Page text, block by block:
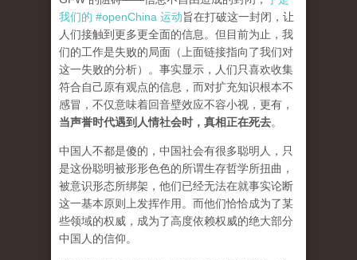
我们的 #openChina 运动旨在打破这一封闭，让
人们接触到更多更全面的信息。但目前为止，我
们的工作是失败的局面（ 上面链接指向了我们对
这一失败的分析）。事实显示，人们只喜欢收集
符合自己原有观点的信息，而对扩充知识根本不
感冒，不仅意味着回音壁效应不容小视，更有，
当声誉时代遇到人情社会时，真相正在死去。
中国人不都是傻的，中国社会有很多聪明人，只
是这份聪明被形形色色的所谓生存哲学所扭曲，
被意识形态所绑架，他们已经无法在就事实论断
这一基本原则上发挥作用。而他们恰恰成为了某
些领域的权威，成为了高度依赖权威的绝大部分
中国人的信仰。